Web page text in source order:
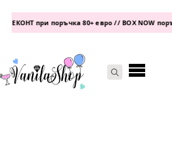
при поръчка 80+ евро // BOX NOW